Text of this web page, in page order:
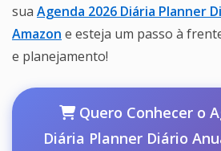
sua Agenda 2026 Diária Planner
Amazon e esteja um passo à
e planejamento!
Quero Conhecer o
Diária Planner Diário